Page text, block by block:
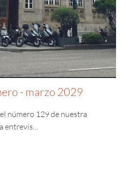
- marzo 2029
número 129 de nuestra
entrevis…